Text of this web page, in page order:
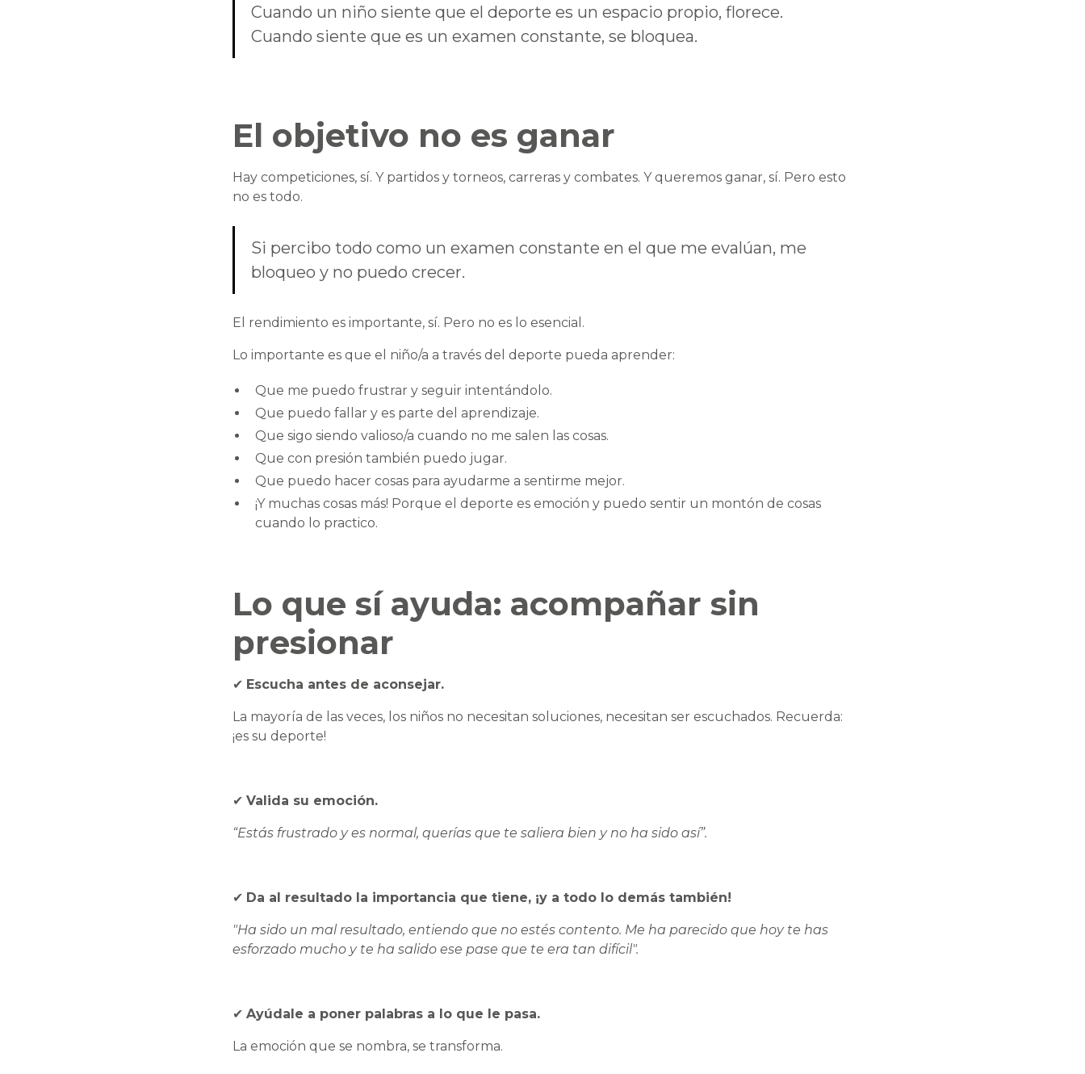
Cuando un niño siente que el deporte es un espacio propio, florece.
Cuando siente que es un examen constante, se bloquea.
El objetivo no es ganar
Hay competiciones, sí. Y partidos y torneos, carreras y combates. Y queremos ganar, sí. Pero esto
no es todo.
Si percibo todo como un examen constante en el que me evalúan, me
bloqueo y no puedo crecer.
El rendimiento es importante, sí. Pero no es lo esencial.
Lo importante es que el niño/a a través del deporte pueda aprender:
Que me puedo frustrar y seguir intentándolo.
Que puedo fallar y es parte del aprendizaje.
Que sigo siendo valioso/a cuando no me salen las cosas.
Que con presión también puedo jugar.
Que puedo hacer cosas para ayudarme a sentirme mejor.
¡Y muchas cosas más! Porque el deporte es emoción y puedo sentir un montón de cosas
cuando lo practico.
Lo que sí ayuda: acompañar sin
presionar
✔ Escucha antes de aconsejar.
La mayoría de las veces, los niños no necesitan soluciones, necesitan ser escuchados. Recuerda:
¡es su deporte!
✔ Valida su emoción.
“Estás frustrado y es normal, querías que te saliera bien y no ha sido así”.
✔ Da al resultado la importancia que tiene, ¡y a todo lo demás también!
"Ha sido un mal resultado, entiendo que no estés contento. Me ha parecido que hoy te has
esforzado mucho y te ha salido ese pase que te era tan difícil".
✔ Ayúdale a poner palabras a lo que le pasa.
La emoción que se nombra, se transforma.